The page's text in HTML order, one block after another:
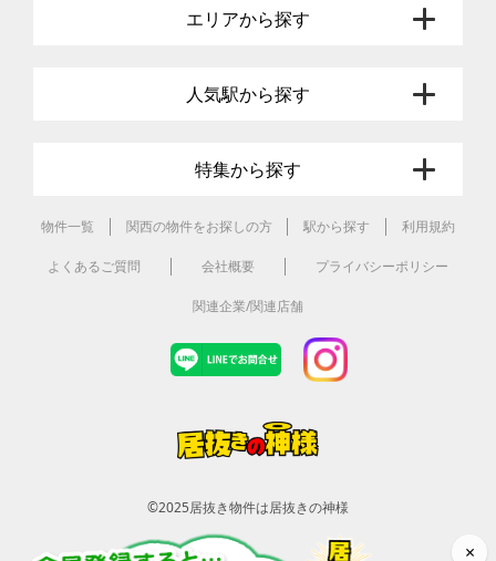
エリアから探す
人気駅から探す
特集から探す
物件一覧 関西の物件をお探しの方 駅から探す 利用規約
よくあるご質問 会社概要 プライバシーポリシー
関連企業/関連店舗
©2025居抜き物件は居抜きの神様
×